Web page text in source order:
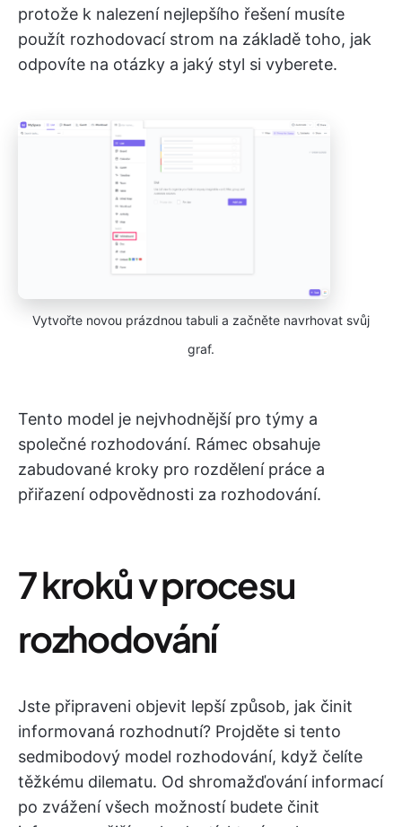
protože k nalezení nejlepšího řešení musíte
použít rozhodovací strom na základě toho, jak
odpovíte na otázky a jaký styl si vyberete.
Vytvořte novou prázdnou tabuli a začněte navrhovat svůj
graf.
Tento model je nejvhodnější pro týmy a
společné rozhodování. Rámec obsahuje
zabudované kroky pro rozdělení práce a
přiřazení odpovědnosti za rozhodování.
7 kroků v procesu
rozhodování
Jste připraveni objevit lepší způsob, jak činit
informovaná rozhodnutí? Projděte si tento
sedmibodový model rozhodování, když čelíte
těžkému dilematu. Od shromažďování informací
po zvážení všech možností budete činit